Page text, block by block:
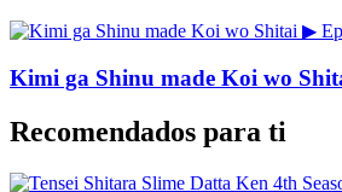
▶
Kimi ga Shinu made Koi wo
Recomendados para ti